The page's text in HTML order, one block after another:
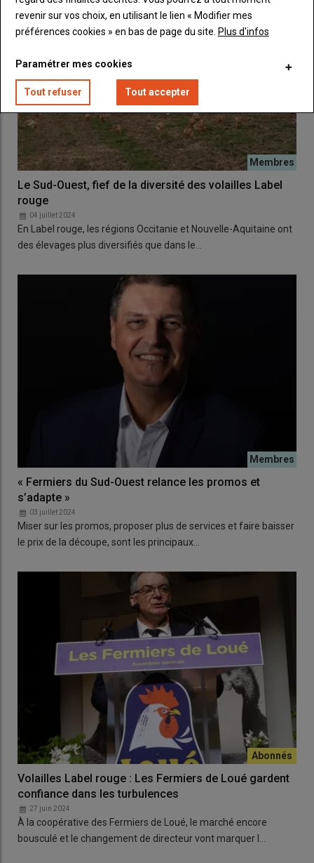
Le Sud-Ouest, fief de la diversité des volailles Label
rouge
04 juillet 2024
En Label rouge, les régions Occitanie et Nouvelle-Aquitaine ont
des élevages plus diversifiés que dans le…
« Fermiers du Sud-Ouest relance les promos et
s’adapte »
03 juillet 2024
Miser sur les promos, proposer plus de services et faire baisser
le prix de la découpe, sont les principaux…
Volailles Label rouge : Les Fermiers de Loué gardent
confiance dans les turbulences
27 juin 2024
À la coopérative des Fermiers de Loué, le marché encore
bousculé et le changement de directeur vont marquer l…
revenir sur vos choix, en utilisant le lien « Modifier mes
préférences cookies » en bas de page du site. Plus d'infos
Paramétrer mes cookies
Tout refuser Tout accepter